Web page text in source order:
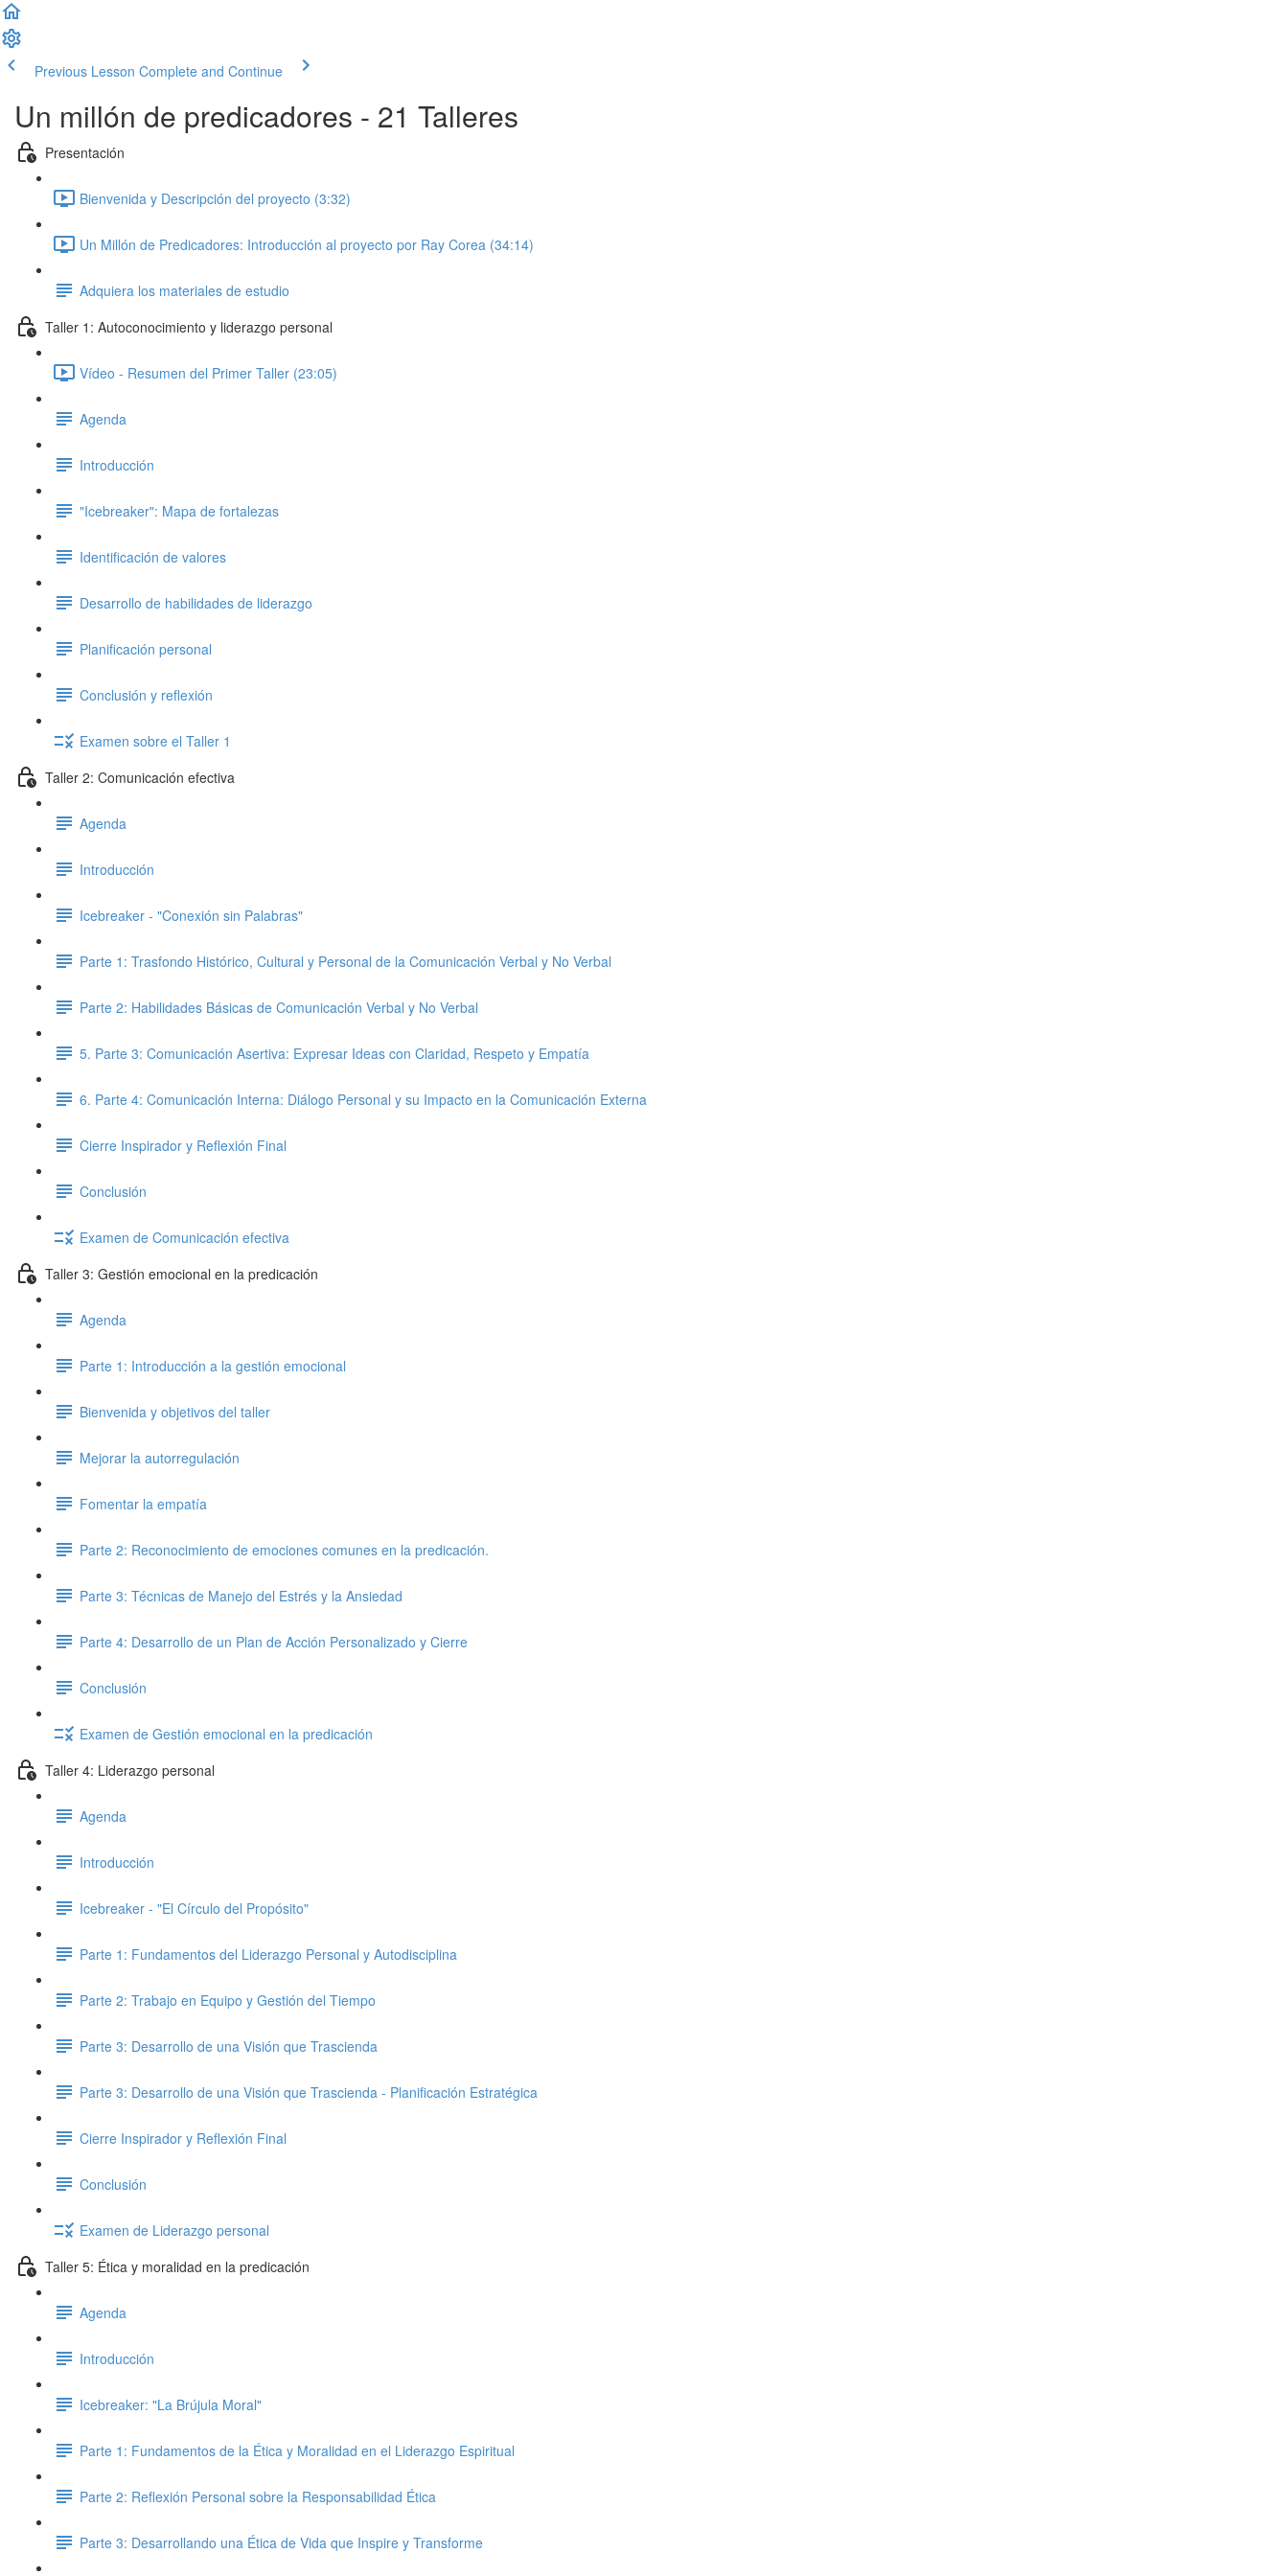
Previous Lesson Complete and Continue
Un millón de predicadores - 21 Talleres
Presentación
Bienvenida y Descripción del proyecto (3:32)
Un Millón de Predicadores: Introducción al proyecto por Ray Corea (34:14)
Adquiera los materiales de estudio
Taller 1: Autoconocimiento y liderazgo personal
Vídeo - Resumen del Primer Taller (23:05)
Agenda
Introducción
"Icebreaker": Mapa de fortalezas
Identificación de valores
Desarrollo de habilidades de liderazgo
Planificación personal
Conclusión y reflexión
Examen sobre el Taller 1
Taller 2: Comunicación efectiva
Agenda
Introducción
Icebreaker - "Conexión sin Palabras"
Parte 1: Trasfondo Histórico, Cultural y Personal de la Comunicación Verbal y No Verbal
Parte 2: Habilidades Básicas de Comunicación Verbal y No Verbal
5. Parte 3: Comunicación Asertiva: Expresar Ideas con Claridad, Respeto y Empatía
6. Parte 4: Comunicación Interna: Diálogo Personal y su Impacto en la Comunicación Externa
Cierre Inspirador y Reflexión Final
Conclusión
Examen de Comunicación efectiva
Taller 3: Gestión emocional en la predicación
Agenda
Parte 1: Introducción a la gestión emocional
Bienvenida y objetivos del taller
Mejorar la autorregulación
Fomentar la empatía
Parte 2: Reconocimiento de emociones comunes en la predicación.
Parte 3: Técnicas de Manejo del Estrés y la Ansiedad
Parte 4: Desarrollo de un Plan de Acción Personalizado y Cierre
Conclusión
Examen de Gestión emocional en la predicación
Taller 4: Liderazgo personal
Agenda
Introducción
Icebreaker - "El Círculo del Propósito"
Parte 1: Fundamentos del Liderazgo Personal y Autodisciplina
Parte 2: Trabajo en Equipo y Gestión del Tiempo
Parte 3: Desarrollo de una Visión que Trascienda
Parte 3: Desarrollo de una Visión que Trascienda - Planificación Estratégica
Cierre Inspirador y Reflexión Final
Conclusión
Examen de Liderazgo personal
Taller 5: Ética y moralidad en la predicación
Agenda
Introducción
Icebreaker: "La Brújula Moral"
Parte 1: Fundamentos de la Ética y Moralidad en el Liderazgo Espiritual
Parte 2: Reflexión Personal sobre la Responsabilidad Ética
Parte 3: Desarrollando una Ética de Vida que Inspire y Transforme